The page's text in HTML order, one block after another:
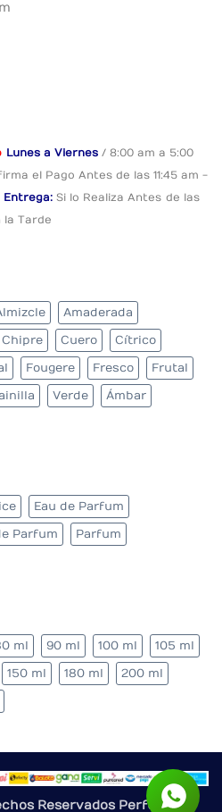
Lunes a Viernes / 8:00 am a 5:00
el Pago Antes de las 11:45 am -
Entrega: Si lo Realiza Antes de las
la Tarde
Amaderada
Chipre Cuero Cítrico
Fougere Fresco Frutal
Verde Ámbar
Eau de Parfum
Parfum Parfum
ml 90 ml 100 ml 105 ml
150 ml 180 ml 200 ml
Reservados Perfumes y